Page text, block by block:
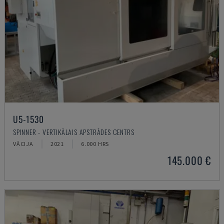
U5-1530
SPINNER - VERTIKĀLAIS APSTRĀDES CENTRS
VĀCIJA 2021 6.000 HRS
145.000 €